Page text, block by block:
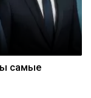
самые